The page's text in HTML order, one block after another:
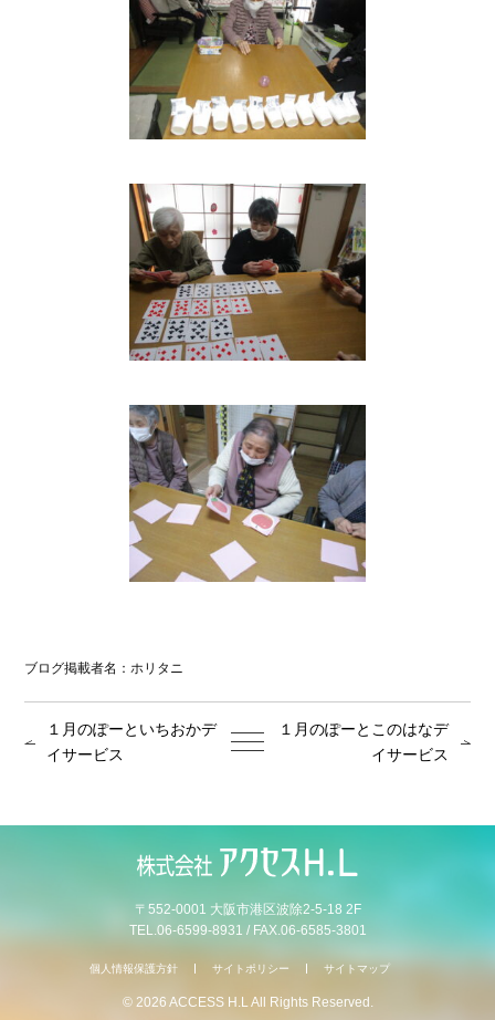
ブログ掲載者名：ホリタニ
１月のぽーといちおかデ
イサービス
１月のぽーとこのはなデ
イサービス
〒552-0001 大阪市港区波除2-5-18 2F
TEL.06-6599-8931 / FAX.06-6585-3801
個人情報保護方針 サイトポリシー サイトマップ
© 2026 ACCESS H.L All Rights Reserved.